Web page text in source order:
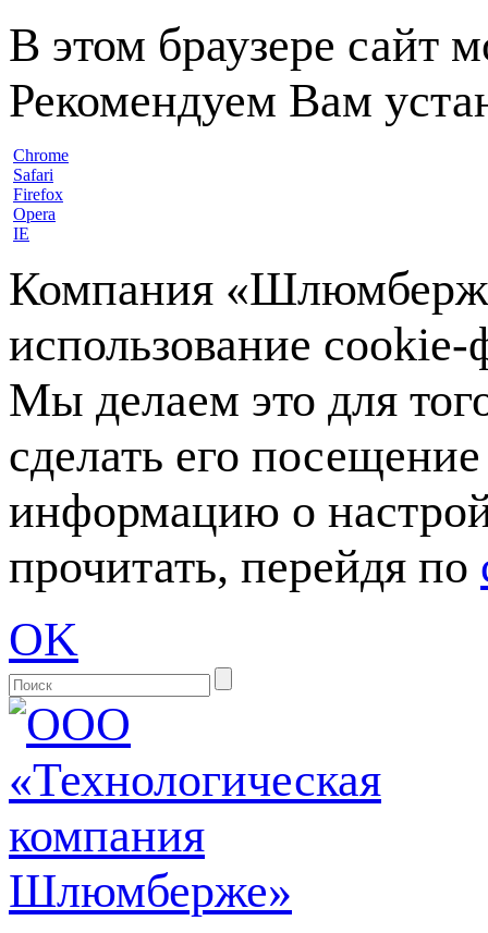
В этом браузере сайт
Рекомендуем Вам
Chrome
Safari
Firefox
Opera
IE
Компания
использование
Мы делаем это для
сделать его
информацию о
прочитать, перейдя по
OK